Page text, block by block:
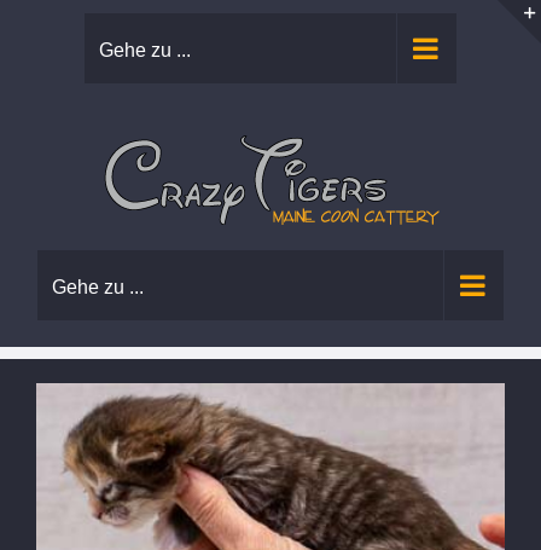
Gehe zu ...
Gehe zu ...